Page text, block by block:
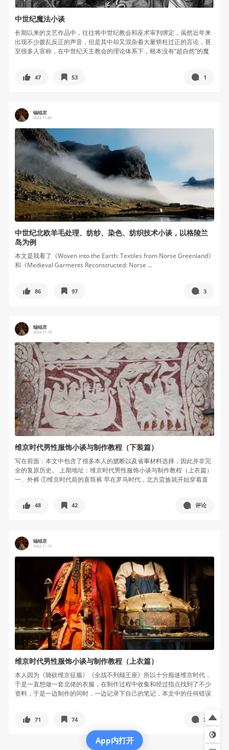
中世纪魔法小谈
长期以来的文艺作品中，往往将中世纪教会和巫术审判绑定，虽然近年来
出现不少拨乱反正的声音，但是其中却又混杂着大量矫枉过正的言论，甚
至很多人宣称，在中世纪天主教会的理论体系下，根本没有“超自然”的魔
47 53 1
蝙蝠君
2022-11-26
中世纪北欧羊毛处理、纺纱、染色、纺织技术小谈，以格陵兰
岛为例
本文是我看了《Woven into the Earth: Textiles from Norse Greenland》
和《Medieval Garments Reconstructed: Norse ...
86 97 3
蝙蝠君
2022-11-18
维京时代男性服饰小谈与制作教程（下装篇）
写在前面：本文中包含了很多本人的臆断以及省事材料选择，因此并非完
全的复原历史。 上期地址：维京时代男性服饰小谈与制作教程（上衣篇）
一、外裤 ①维京时代前的直筒裤 早在罗马时代，北方蛮族就开始穿着直
48 42 评论
蝙蝠君
2022-11-12
维京时代男性服饰小谈与制作教程（上衣篇）
本人因为《骑砍维京征服》《全战不列颠王座》所以十分痴迷维京时代，
于是一直想做一套北佬的衣服，在制作过程中收集和经过指点找到了不少
资料，于是一边制作的同时，一边记录下自己的笔记，本文中的任何错误
71 74 3
App内打开